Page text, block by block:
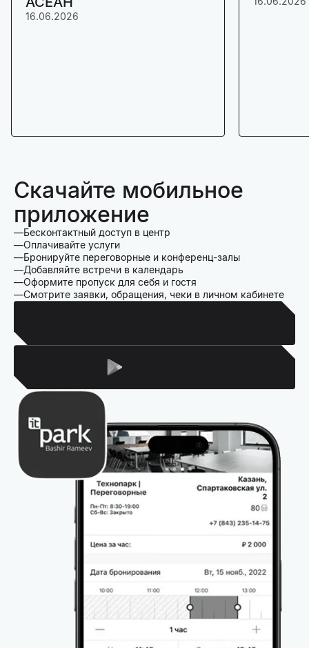
16.06.2026
Скачайте мобильное
приложение
Бесконтактный доступ в центр
Оплачивайте услуги
Бронируйте переговорные и конференц-залы
Добавляйте встречи в календарь
Оформите пропуск для себя и гостя
Смотрите заявки, обращения, чеки в личном кабинете